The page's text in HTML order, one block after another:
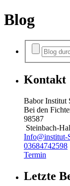
Blog
Kontakt
Babor Institut
Bei den
98587
Steinbach-
Info@institut-
03684742598
Termin
Letzte